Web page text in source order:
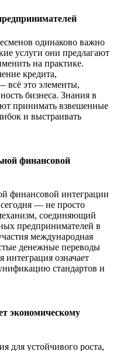
одинаково важно
услуги они предлагают
на практике.
кредита,
всё это элементы,
бизнеса. Знания в
принимать взвешенные
и выстраивать
финансовой
финансовой интеграции
— не просто
соединяющий
предпринимателей в
международная
денежные переводы
означает
стандартов и
экономическому
для устойчивого роста,